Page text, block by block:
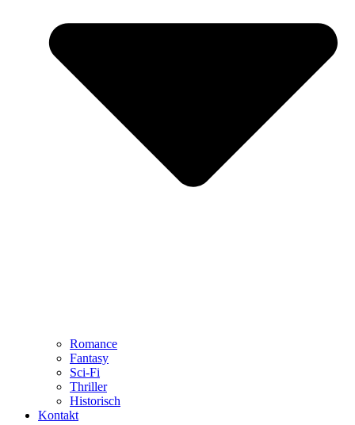
Romance
Fantasy
Sci-Fi
Thriller
Historisch
Kontakt